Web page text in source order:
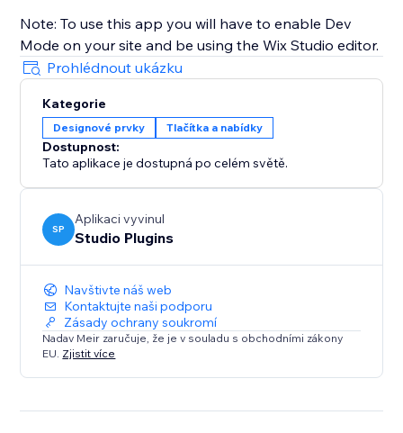
Note: To use this app you will have to enable Dev
Mode on your site and be using the Wix Studio editor.
Prohlédnout ukázku
Kategorie
Designové prvky Tlačítka a nabídky
Dostupnost:
Tato aplikace je dostupná po celém světě.
SP
Aplikaci vyvinul
Studio Plugins
Navštivte náš web
Kontaktujte naši podporu
Zásady ochrany soukromí
Nadav Meir zaručuje, že je v souladu s obchodními zákony
EU. Zjistit více